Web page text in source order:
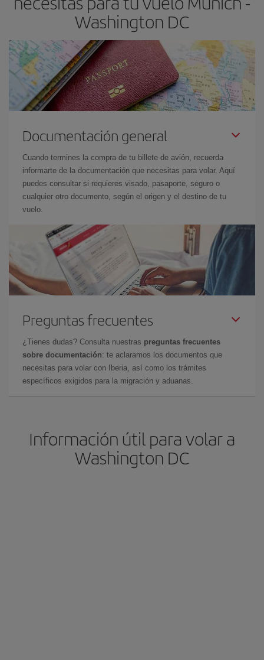
Washington DC
Documentación general
Cuando termines la compra de tu billete de avión, recuerda
informarte de la documentación que necesitas para volar. Aquí
puedes consultar si requieres visado, pasaporte, seguro o
cualquier otro documento, según el origen y el destino de tu
vuelo.
Preguntas frecuentes
¿Tienes dudas? Consulta nuestras preguntas frecuentes
sobre documentación: te aclaramos los documentos que
necesitas para volar con Iberia, así como los trámites
específicos exigidos para la migración y aduanas.
Información útil para volar a
Washington DC